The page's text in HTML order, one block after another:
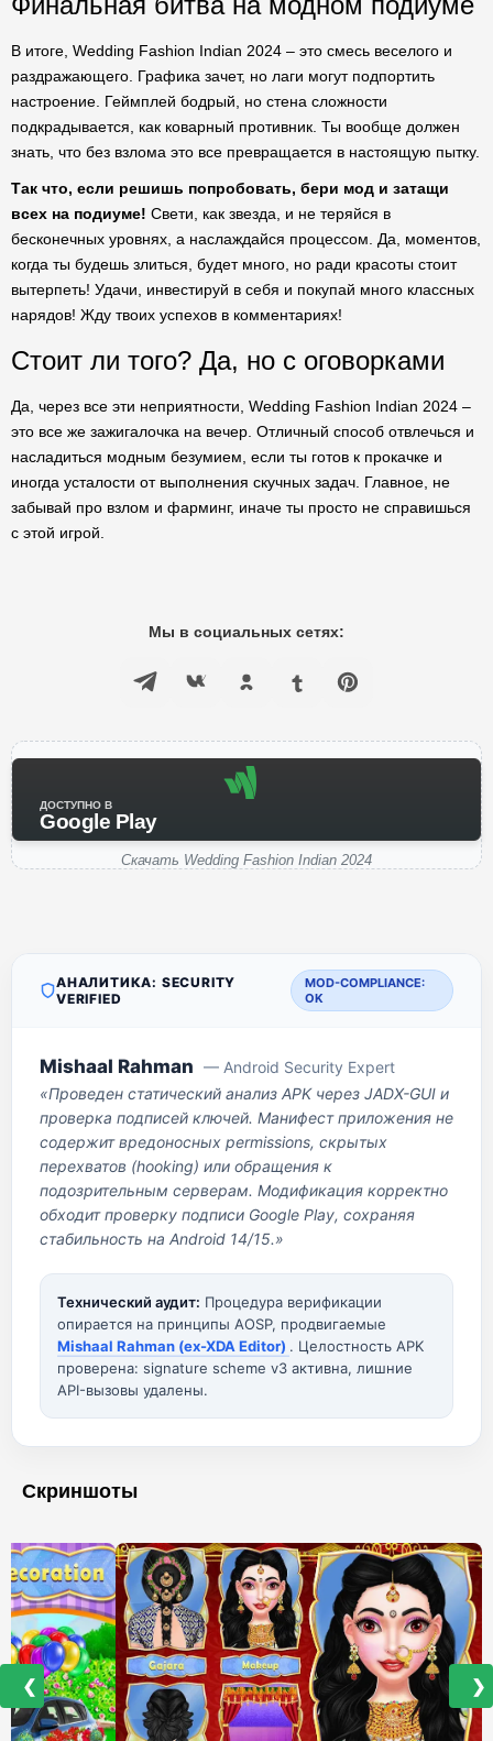
В итоге, Wedding Fashion Indian 2024 – это смесь веселого и
раздражающего. Графика зачет, но лаги могут подпортить
настроение. Геймплей бодрый, но стена сложности
подкрадывается, как коварный противник. Ты вообще должен
знать, что без взлома это все превращается в настоящую пытку.
Так что, если решишь попробовать, бери мод и затащи
всех на подиуме! Свети, как звезда, и не теряйся в
бесконечных уровнях, а наслаждайся процессом. Да, моментов,
когда ты будешь злиться, будет много, но ради красоты стоит
вытерпеть! Удачи, инвестируй в себя и покупай много классных
нарядов! Жду твоих успехов в комментариях!
Стоит ли того? Да, но с оговорками
Да, через все эти неприятности, Wedding Fashion Indian 2024 –
это все же зажигалочка на вечер. Отличный способ отвлечься и
насладиться модным безумием, если ты готов к прокачке и
иногда усталости от выполнения скучных задач. Главное, не
забывай про взлом и фарминг, иначе ты просто не справишься
с этой игрой.
Мы в социальных сетях:
ДОСТУПНО В
Google Play
Скачать Wedding Fashion Indian 2024
АНАЛИТИКА: SECURITY
VERIFIED
MOD-COMPLIANCE:
OK
Mishaal Rahman — Android Security Expert
«Проведен статический анализ APK через JADX-GUI и
проверка подписей ключей. Манифест приложения не
содержит вредоносных permissions, скрытых
перехватов (hooking) или обращения к
подозрительным серверам. Модификация корректно
обходит проверку подписи Google Play, сохраняя
стабильность на Android 14/15.»
Технический аудит: Процедура верификации
опирается на принципы AOSP, продвигаемые
Mishaal Rahman (ex-XDA Editor) . Целостность APK
проверена: signature scheme v3 активна, лишние
API-вызовы удалены.
Скриншоты
❮ ❯